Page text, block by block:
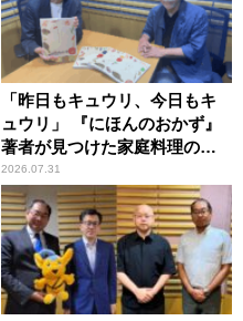
「昨日もキュウリ、今日もキ
ュウリ」 『にほんのおかず』
著者が見つけた家庭料理の知
恵
2026.07.31